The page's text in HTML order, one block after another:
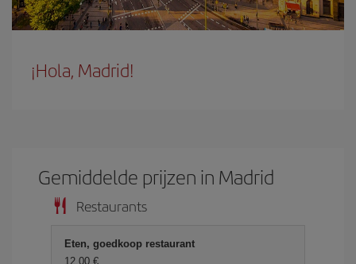
¡Hola, Madrid!
Gemiddelde prijzen in Madrid
Restaurants
Eten, goedkoop restaurant
12,00 €